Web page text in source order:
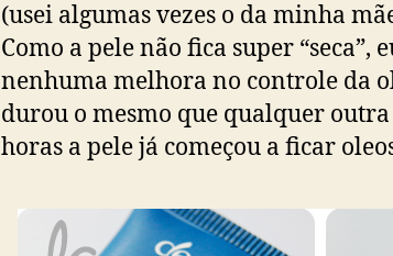
(usei algumas vezes o da minha
Como a pele não fica super “seca”,
nenhuma melhora no controle da
durou o mesmo que qualquer outra
horas a pele já começou a ficar